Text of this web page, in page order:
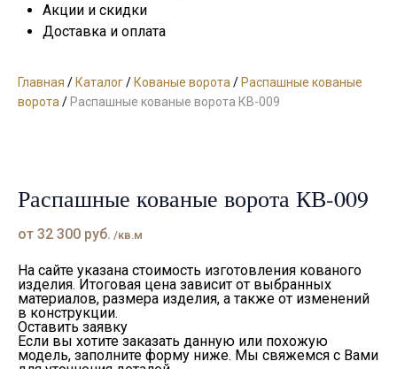
Акции и скидки
Доставка и оплата
Главная /Каталог/Кованые ворота /Распашные кованые
ворота /Распашные кованые ворота КВ-009
Распашные кованые ворота КВ-009
от 32 300 руб. /кв.м
На сайте указана стоимость изготовления кованого
изделия. Итоговая цена зависит от выбранных
материалов, размера изделия, а также от изменений
в конструкции.
Оставить заявку
Если вы хотите заказать данную или похожую
модель, заполните форму ниже. Мы свяжемся с Вами